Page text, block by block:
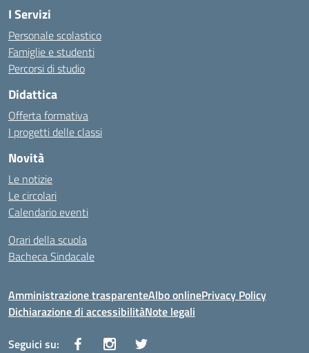
I Servizi
Personale scolastico
Famiglie e studenti
Percorsi di studio
Didattica
Offerta formativa
I progetti delle classi
Novità
Le notizie
Le circolari
Calendario eventi
Orari della scuola
Bacheca Sindacale
Amministrazione trasparenteAlbo onlinePrivacy Policy
Dichiarazione di accessibilitàNote legali
Seguici su: